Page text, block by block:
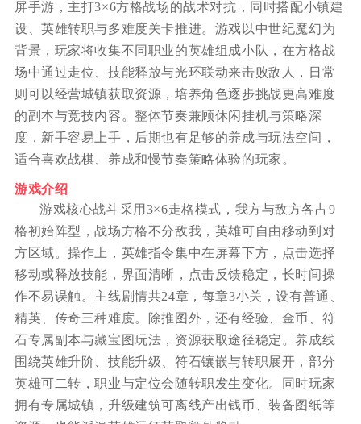
屏手游，主打3×6方格战场的战术对抗，同时搭配小镇建
设、英雄转职与多难度关卡推进。游戏以中世纪魔幻为
背景，玩家将收集不同职业的英雄组成小队，在方格战
场中通过走位、技能释放与光环联动来击败敌人，日常
则可以经营城镇获取资源，培养角色逐步挑战更高难度
的副本与竞技内容。整体节奏兼顾休闲挂机与策略深
度，新手容易上手，后期也有足够的养成与玩法空间，
适合喜欢战棋、养成和慢节奏策略体验的玩家。
游戏介绍
游戏核心战斗采用3×6走格模式，我方与敌方各占9
格初始阵型，战场方格不分敌我，英雄可自由移动到对
方区域。操作上，英雄指令集中在屏幕下方，点击选择
移动或释放技能，界面清晰，点击反馈稳定，长时间操
作不易误触。主线剧情共24章，每章3小关，设有普通、
精英、传奇三种难度。除推图外，还有经验、金币、符
石专属副本与藏宝图玩法，资源获取途径稳定。养成线
围绕英雄升阶、技能升级、符石镶嵌与转职展开，部分
英雄可二转，职业与定位会随转职发生变化。同时玩家
拥有专属城镇，升级建筑可离线产出钱币、装备图纸等